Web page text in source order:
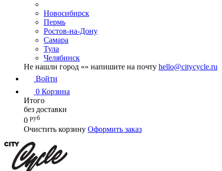
Новосибирск
Пермь
Ростов-на-Дону
Самара
Тула
Челябинск
Не нашли город «» напишите на почту hello@citycycle.ru
Войти
0 Корзина
Итого
без доставки
0 руб
Очистить корзину Оформить заказ